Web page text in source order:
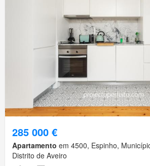
285 000 €
Apartamento em 4500, Espinho,
Distrito de Aveiro